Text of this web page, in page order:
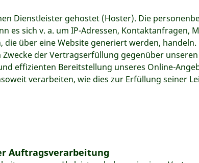
Dienstleister gehostet (Hoster). Die
es sich v. a. um IP-Adressen,
über eine Website generiert werden, handeln.
der Vertragserfüllung gegenüber
effizienten Bereitstellung unseres Online-
verarbeiten, wie dies zur Erfüllung seiner
Auftragsverarbeitung